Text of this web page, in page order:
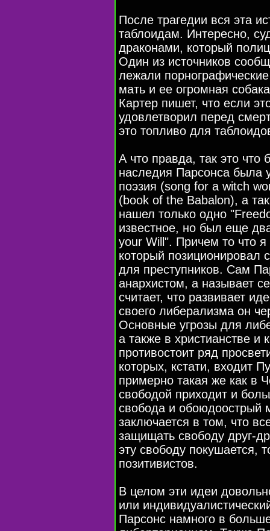
После трагедии вся эта
таблоидам. Интересно,
драконами, который
Один из источников
лежали
мать и ее огромная
Картер пишет, что если
удовлетворил перед
это топливо для
А что правда, так это что
наследия Парсонса была
поэзия (song for a witch
(book of the Babalon), а
нашел только одно
известное, но был еще
your Will". Причем то что
который позиционировал
для преступников. Сам
анархистом, а называет
считает, что развивает
своего либерализма он
Основные угрозы для
а также в христианстве
противостоит ряд
которых, кстати, входит
примерно такая же как в
свободой приходит и
свобода и обоюдоострый
заключается в том, что
защищать свободу друг-
эту свободу покушается,
позитивистов.
В целом эти идеи
или
Парсонс намного в